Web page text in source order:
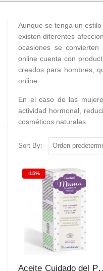
Aunque se tenga un
existen diferentes
ocasiones se
online cuenta con
creados para hombres,
online.
En el caso de las
actividad hormonal,
cosméticos naturales.
Sort By:
-15%
Aceite Cuidado del Pezón